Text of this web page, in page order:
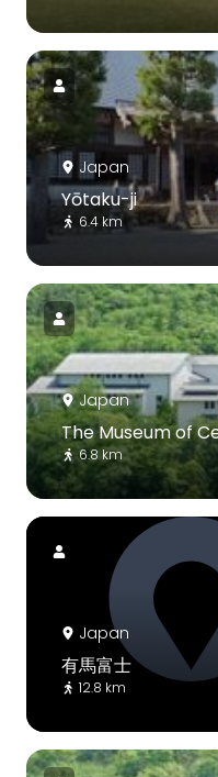
Japan
Yōtaku-ji
6.4 km
Japan
The Museum of
6.8 km
Japan
有馬富士
12.8 km